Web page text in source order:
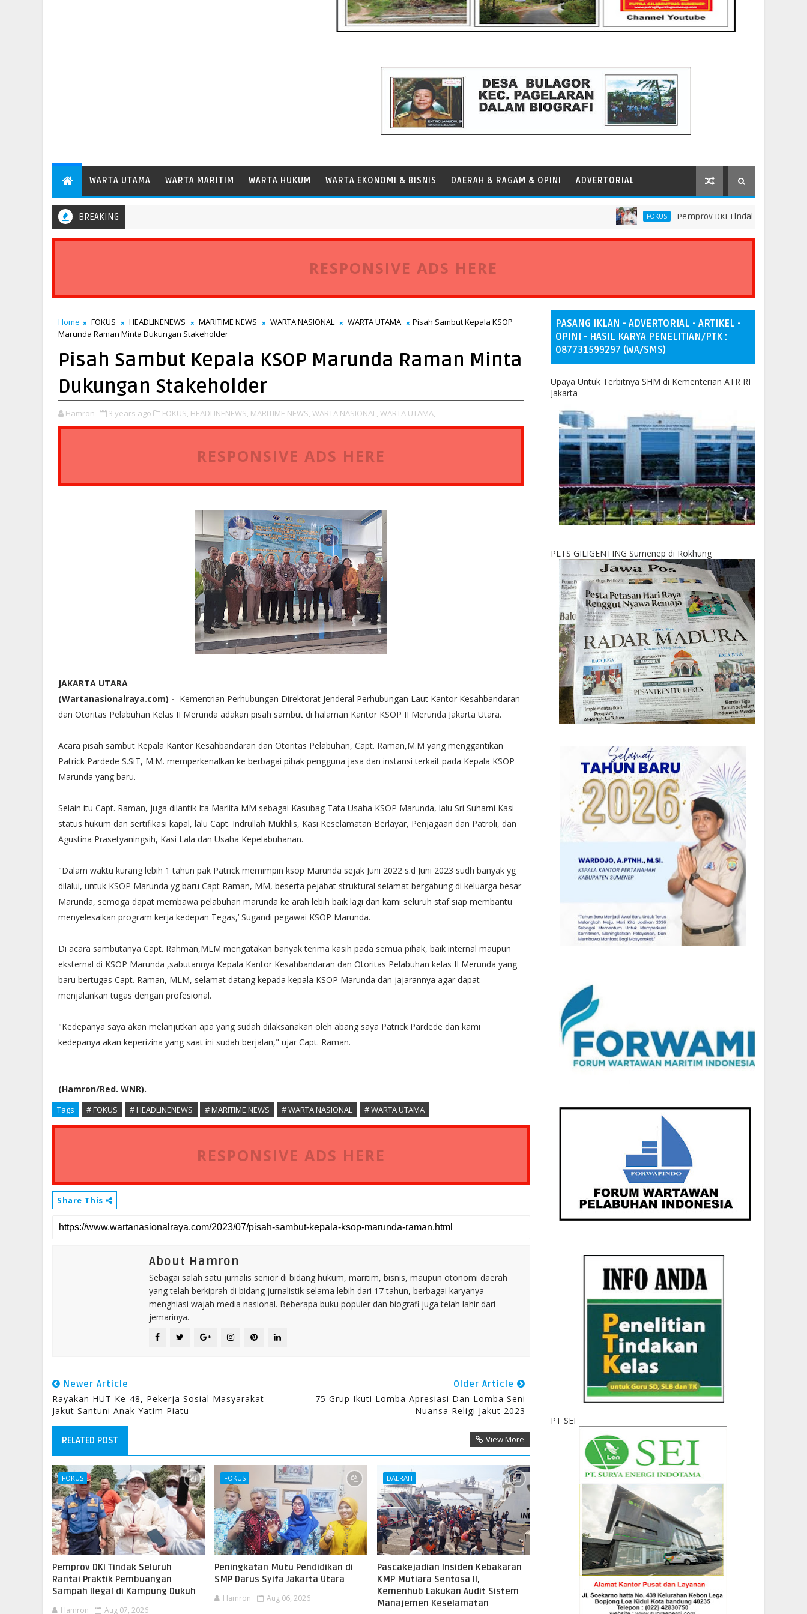
WARTA UTAMA WARTA MARITIM WARTA HUKUM WARTA EKONOMI & BISNIS DAERAH & RAGAM & OPINI ADVERTORIAL
BREAKING FOKUS Pemprov DKI Tindak Seluruh Rantai
Pelabuhan Patimban Perdana Layani Kapal Peti Kemas Besar Kelas Panamax
RESPONSIVE ADS HERE
Home FOKUS HEADLINENEWS MARITIME NEWS WARTA NASIONAL WARTA UTAMA
Pisah Sambut Kepala KSOP
Marunda Raman Minta Dukungan Stakeholder
Pisah Sambut Kepala KSOP Marunda Raman Minta
Dukungan Stakeholder
Hamron 3 years ago FOKUS, HEADLINENEWS, MARITIME NEWS, WARTA NASIONAL, WARTA UTAMA,
RESPONSIVE ADS HERE
JAKARTA UTARA
(Wartanasionalraya.com) - Kementrian Perhubungan Direktorat Jenderal Perhubungan Laut Kantor Kesahbandaran
dan Otoritas Pelabuhan Kelas II Merunda adakan pisah sambut di halaman Kantor KSOP II Merunda Jakarta Utara.
Acara pisah sambut Kepala Kantor Kesahbandaran dan Otoritas Pelabuhan, Capt. Raman,M.M yang menggantikan
Patrick Pardede S.SiT, M.M. memperkenalkan ke berbagai pihak pengguna jasa dan instansi terkait pada Kepala KSOP
Marunda yang baru.
Selain itu Capt. Raman, juga dilantik Ita Marlita MM sebagai Kasubag Tata Usaha KSOP Marunda, lalu Sri Suharni Kasi
status hukum dan sertifikasi kapal, lalu Capt. Indrullah Mukhlis, Kasi Keselamatan Berlayar, Penjagaan dan Patroli, dan
Agustina Prasetyaningsih, Kasi Lala dan Usaha Kepelabuhanan.
"Dalam waktu kurang lebih 1 tahun pak Patrick memimpin ksop Marunda sejak Juni 2022 s.d Juni 2023 sudh banyak yg
dilalui, untuk KSOP Marunda yg baru Capt Raman, MM, beserta pejabat struktural selamat bergabung di keluarga besar
Marunda, semoga dapat membawa pelabuhan marunda ke arah lebih baik lagi dan kami seluruh staf siap membantu
menyelesaikan program kerja kedepan Tegas,’ Sugandi pegawai KSOP Marunda.
Di acara sambutanya Capt. Rahman,MLM mengatakan banyak terima kasih pada semua pihak, baik internal maupun
eksternal di KSOP Marunda ,sabutannya Kepala Kantor Kesahbandaran dan Otoritas Pelabuhan kelas II Merunda yang
baru bertugas Capt. Raman, MLM, selamat datang kepada kepala KSOP Marunda dan jajarannya agar dapat
menjalankan tugas dengan profesional.
"Kedepanya saya akan melanjutkan apa yang sudah dilaksanakan oleh abang saya Patrick Pardede dan kami
kedepanya akan keperizina yang saat ini sudah berjalan," ujar Capt. Raman.
(Hamron/Red. WNR).
Tags # FOKUS # HEADLINENEWS # MARITIME NEWS # WARTA NASIONAL # WARTA UTAMA
RESPONSIVE ADS HERE
Share This
About Hamron
Sebagai salah satu jurnalis senior di bidang hukum, maritim, bisnis, maupun otonomi daerah
yang telah berkiprah di bidang jurnalistik selama lebih dari 17 tahun, berbagai karyanya
menghiasi wajah media nasional. Beberapa buku populer dan biografi juga telah lahir dari
jemarinya.
Newer Article
Rayakan HUT Ke-48, Pekerja Sosial Masyarakat
Jakut Santuni Anak Yatim Piatu
Older Article
75 Grup Ikuti Lomba Apresiasi Dan Lomba Seni
Nuansa Religi Jakut 2023
RELATED POST View More
FOKUS
Pemprov DKI Tindak Seluruh
Rantai Praktik Pembuangan
Sampah Ilegal di Kampung Dukuh
Hamron Aug 07, 2026
FOKUS
Peningkatan Mutu Pendidikan di
SMP Darus Syifa Jakarta Utara
Hamron Aug 06, 2026
DAERAH
Pascakejadian Insiden Kebakaran
KMP Mutiara Sentosa II,
Kemenhub Lakukan Audit Sistem
Manajemen Keselamatan
PASANG IKLAN - ADVERTORIAL - ARTIKEL -
OPINI - HASIL KARYA PENELITIAN/PTK :
087731599297 (WA/SMS)
Upaya Untuk Terbitnya SHM di Kementerian ATR RI
Jakarta
PLTS GILIGENTING Sumenep di Rokhung
PT SEI